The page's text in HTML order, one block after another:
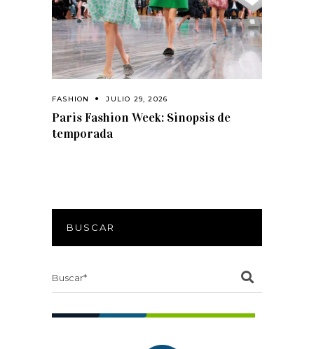
FASHION JULIO 29, 2026
Paris Fashion Week: Sinopsis de
temporada
BUSCAR